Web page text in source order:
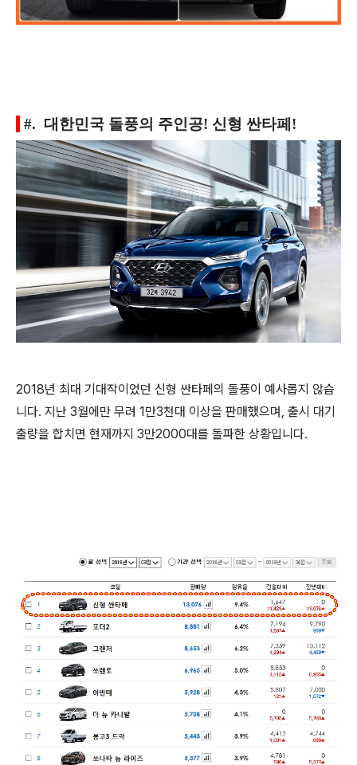
#. 대한민국 돌풍의 주인공! 신형 싼타페!
2018년 최대 기대작이었던 신형 싼타페의 돌풍이 예사롭지 않습
니다. 지난 3월에만 무려 1만3천대 이상을 판매했으며, 출시 대기
출량을 합치면 현재까지 3만2000대를 돌파한 상황입니다.